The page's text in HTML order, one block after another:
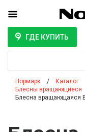
ГДЕ КУПИТЬ
Нормарк Каталог
Блесны вращающиеся
Блесна вращающаяся